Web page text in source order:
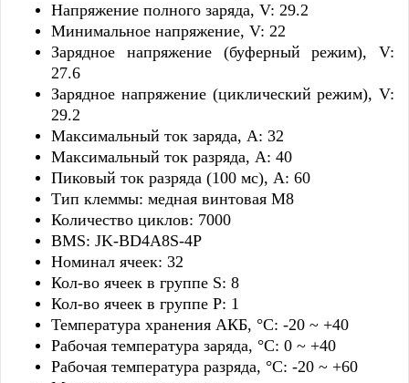
Напряжение полного заряда, V: 29.2
Минимальное напряжение, V: 22
Зарядное напряжение (буферный режим), V:
27.6
Зарядное напряжение (циклический режим), V:
29.2
Максимальный ток заряда, A: 32
Максимальный ток разряда, A: 40
Пиковый ток разряда (100 мс), A: 60
Тип клеммы: медная винтовая М8
Количество циклов: 7000
BMS: JK-BD4A8S-4P
Номинал ячеек: 32
Кол-во ячеек в группе S: 8
Кол-во ячеек в группе P: 1
Температура хранения АКБ, °C: -20 ~ +40
Рабочая температура заряда, °C: 0 ~ +40
Рабочая температура разряда, °C: -20 ~ +60